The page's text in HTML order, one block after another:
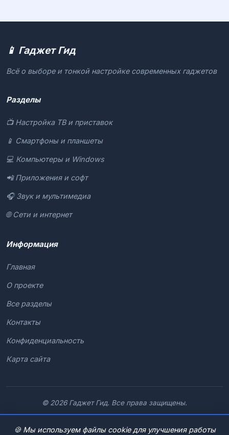
📱 Гаджет Гид
Всё о выборе и тонкой настройке современных гаджетов
Разделы
📺 Настройка ТВ и приставок
📱 Смартфоны и планшеты
💻 Компьютеры и Windows
📲 Приложения и софт
🎧 Звук и мультимедиа
🌐 Сети и интернет
Информация
Главная
О проекте
Все разделы
Контакты
Конфиденциальность
Карта сайта
© 2026 Гаджет Гид. Все права защищены.
🍪 Мы используем файлы cookie для улучшения работы